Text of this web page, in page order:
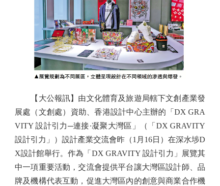
【大公報訊】由文化體育及旅遊局轄下文創產業發
展處（文創處）資助、香港設計中心主辦的「DX GRA
VITY 設計引力─連接·凝聚大灣區」（「DX GRAVITY
設計引力」）設計產業交流會昨（1月16日）在深水埗D
X設計館舉行。作為「DX GRAVITY 設計引力」展覽其
中一項重要活動，交流會提供平台讓大灣區設計師、品
牌及機構代表互動，促進大灣區內的創意與商業合作機